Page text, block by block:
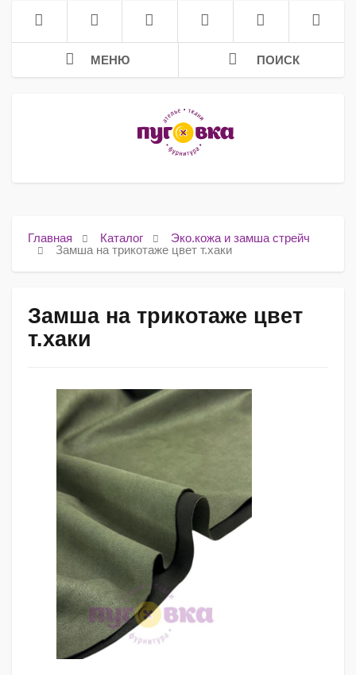
МЕНЮ ПОИСК
Главная Каталог
Эко.кожа и замша стрейч
Замша на трикотаже цвет т.хаки
Замша на трикотаже цвет
т.хаки